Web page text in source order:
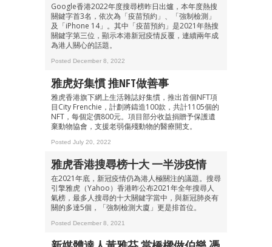
Google香港2022年度搜尋榜昨日出爐，本年度熱搜
關鍵字首3名，依次為「疫苗預約」、「強制檢測」
及「iPhone 14」。其中「疫苗預約」是2021年熱搜
關鍵字第三位，顯示本港新冠疫情反覆，連續兩年成
為港人關心的話題。
Posted December 8, 2022
雅虎好集慣 推NFT做善事
雅虎香港旗下網上生活雜誌好集慣，推出首個NFT項
目City Frenchie，計劃將鑄造100款，共計1105個的
NFT，每個定價800元。項目部分收益捐贈予保護遺
棄動物協會，支援老弱傷殘動物的醫療開支。
Posted July 20, 2022
雅虎香港搜尋榜十大 一半涉疫情
在2021年底，新冠疫情仍為港人極關注的議題。搜尋
引擎雅虎（Yahoo）香港昨公布2021年全年搜尋人
氣榜，最多人搜尋的十大關鍵字當中，與新冠肺炎有
關的多達5個，「強制檢測大廈」更是排首位。
Posted December 8, 2021